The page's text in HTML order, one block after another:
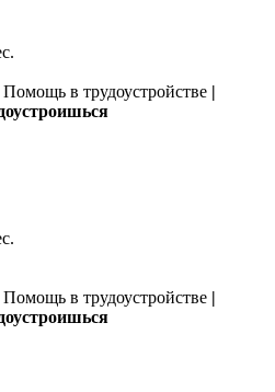
Помощь в трудоустройстве |
Помощь в трудоустройстве |